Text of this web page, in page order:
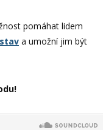
pomáhat lidem
a umožní jim být